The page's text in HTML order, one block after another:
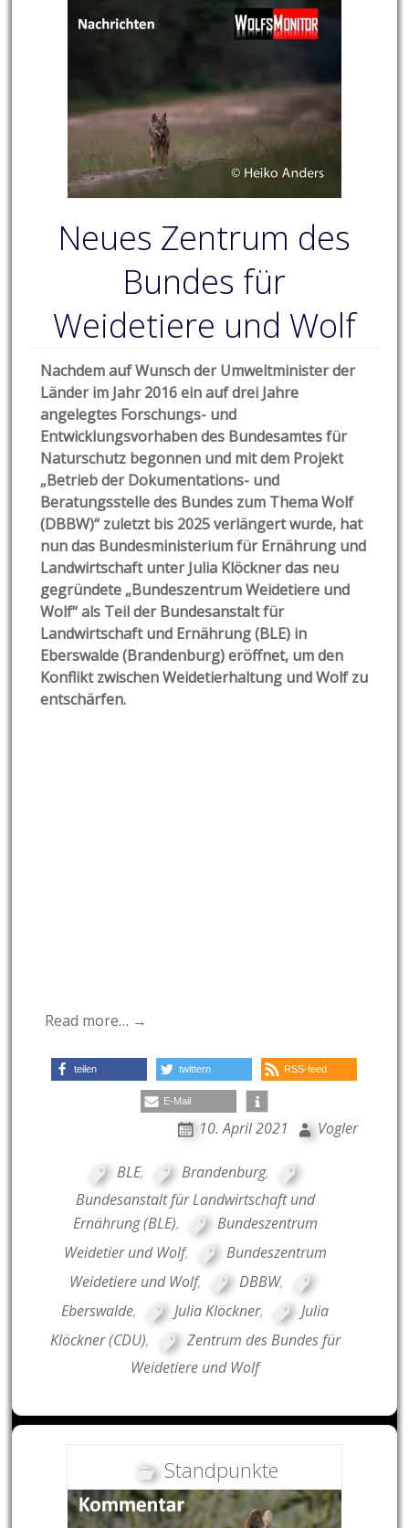
Neues Zentrum des
Bundes für
Weidetiere und Wolf
Nachdem auf Wunsch der Umweltminister der
Länder im Jahr 2016 ein auf drei Jahre
angelegtes Forschungs- und
Entwicklungsvorhaben des Bundesamtes für
Naturschutz begonnen und mit dem Projekt
„Betrieb der Dokumentations- und
Beratungsstelle des Bundes zum Thema Wolf
(DBBW)“ zuletzt bis 2025 verlängert wurde, hat
nun das Bundesministerium für Ernährung und
Landwirtschaft unter Julia Klöckner das neu
gegründete „Bundeszentrum Weidetiere und
Wolf“ als Teil der Bundesanstalt für
Landwirtschaft und Ernährung (BLE) in
Eberswalde (Brandenburg) eröffnet, um den
Konflikt zwischen Weidetierhaltung und Wolf zu
entschärfen.
Read more… →
teilen twittern RSS-feed
E-Mail
10. April 2021 Vogler
BLE, Brandenburg,
Bundesanstalt für Landwirtschaft und
Ernährung (BLE),
Bundeszentrum
Weidetier und Wolf,
Bundeszentrum
Weidetiere und Wolf, DBBW,
Eberswalde, Julia Klöckner,
Julia
Klöckner (CDU),
Zentrum des Bundes für
Weidetiere und Wolf
Standpunkte